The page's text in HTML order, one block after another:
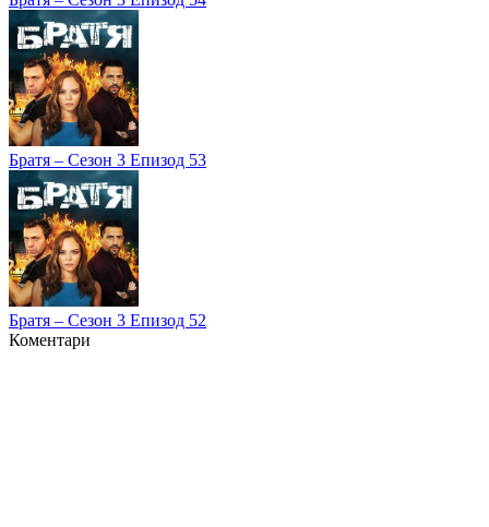
Братя – Сезон 3 Епизод 53
Братя – Сезон 3 Епизод 52
Коментари